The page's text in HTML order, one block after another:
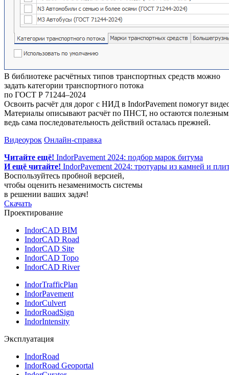
В библиотеке расчётных типов транспортных средств можно
задать категории транспортного потока
по ГОСТ Р 71244–2024
Освоить расчёт для дорог с НИД в IndorPavement помогут
Материалы описывают расчёт по ПНСТ, но остаются
ведь сама последовательность действий осталась прежней.
Видеоурок Онлайн-справка
Читайте ещё! IndorPavement 2024: подбор марок битума
И ещё читайте! IndorPavement 2024: тротуары из камней и
Воспользуйтесь пробной версией,
чтобы оценить незаменимость системы
в решении ваших задач!
Скачать
Проектирование
IndorCAD BIM
IndorCAD Road
IndorCAD Site
IndorCAD Topo
IndorCAD River
IndorTrafficPlan
IndorPavement
IndorCulvert
IndorRoadSign
IndorIntensity
Эксплуатация
IndorRoad
IndorRoad Geoportal